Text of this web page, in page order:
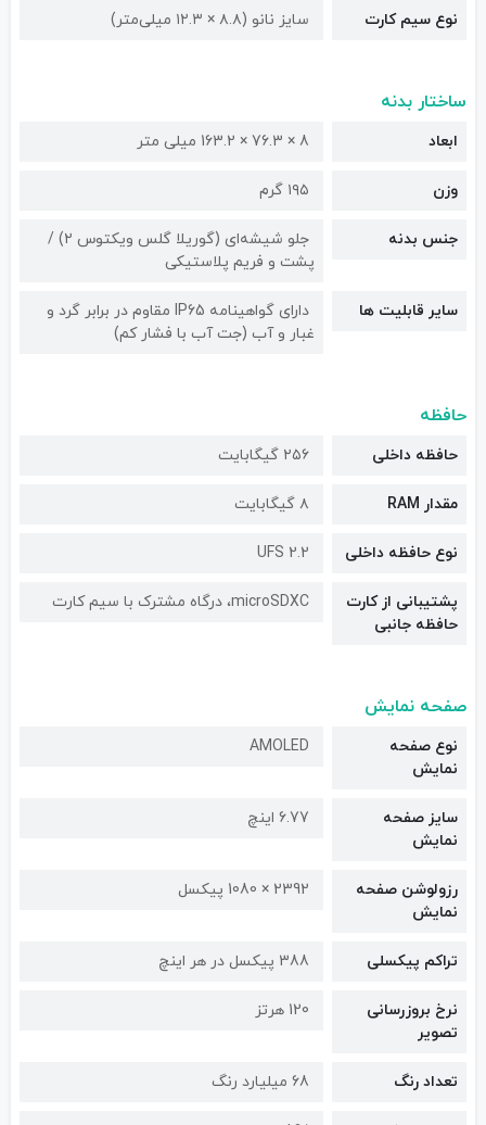
نوع سیم کارت سایز نانو (۸.۸ × ۱۲.۳ میلی‌متر)
ساختار بدنه
ابعاد 8 × 76.3 × 163.2 میلی متر
وزن ۱۹۵ گرم
جنس بدنه
جلو شیشه‌ای (گوریلا گلس ویکتوس ۲) /
پشت و فریم پلاستیکی
سایر قابلیت ها
دارای گواهینامه IP65 مقاوم در برابر گرد و
غبار و آب (جت آب با فشار کم)
حافظه
حافظه داخلی ۲۵۶ گیگابایت
مقدار RAM ۸ گیگابایت
نوع حافظه داخلی UFS 2.2
پشتیبانی از کارت
حافظه جانبی
microSDXC، درگاه مشترک با سیم کارت
صفحه نمایش
نوع صفحه
نمایش
AMOLED
سایز صفحه
نمایش
6.77 اینچ
رزولوشن صفحه
نمایش
2392 × 1080 پیکسل
تراکم پیکسلی 388 پیکسل در هر اینچ
نرخ بروزرسانی
تصویر
120 هرتز
تعداد رنگ 68 میلیارد رنگ